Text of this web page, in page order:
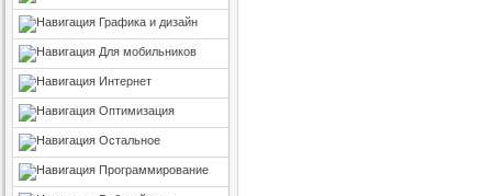
Графика и дизайн
Для мобильников
Интернет
Оптимизация
Остальное
Программирование